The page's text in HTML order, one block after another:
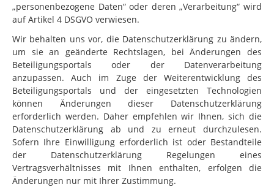
„personenbezogene Daten“ oder deren „Verarbeitung“ wird
auf Artikel 4 DSGVO verwiesen.
Wir behalten uns vor, die Datenschutzerklärung zu ändern,
um sie an geänderte Rechtslagen, bei Änderungen des
Beteiligungsportals oder der Datenverarbeitung
anzupassen. Auch im Zuge der Weiterentwicklung des
Beteiligungsportals und der eingesetzten Technologien
können Änderungen dieser Datenschutzerklärung
erforderlich werden. Daher empfehlen wir Ihnen, sich die
Datenschutzerklärung ab und zu erneut durchzulesen.
Sofern Ihre Einwilligung erforderlich ist oder Bestandteile
der Datenschutzerklärung Regelungen eines
Vertragsverhältnisses mit Ihnen enthalten, erfolgen die
Änderungen nur mit Ihrer Zustimmung.